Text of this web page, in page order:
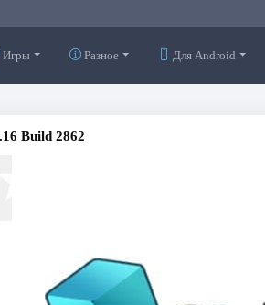
Игры Разное Для Android
Build 2862